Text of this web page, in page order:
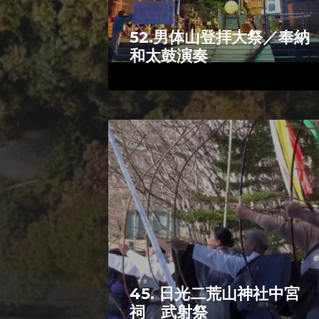
52.男体山登拝大祭／奉納
和太鼓演奏
45. 日光二荒山神社中宮
祠 武射祭